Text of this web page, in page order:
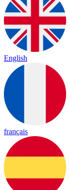
English
français